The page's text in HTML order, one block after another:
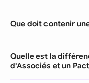
Que doit contenir
Quelle est la
d'Associés et un